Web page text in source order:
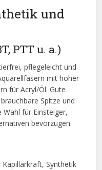
und
PTT u. a.)
pflegeleicht und
mit hoher
für Acryl/Öl. Gute
Spitze und
Wahl für Einsteiger,
bevorzugen.
Synthetik